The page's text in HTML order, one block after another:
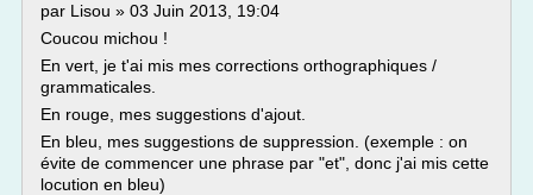
par Lisou » 03 Juin 2013, 19:04
Coucou michou !
En vert, je t'ai mis mes corrections orthographiques /
grammaticales.
En rouge, mes suggestions d'ajout.
En bleu, mes suggestions de suppression. (exemple : on
évite de commencer une phrase par "et", donc j'ai mis cette
locution en bleu)